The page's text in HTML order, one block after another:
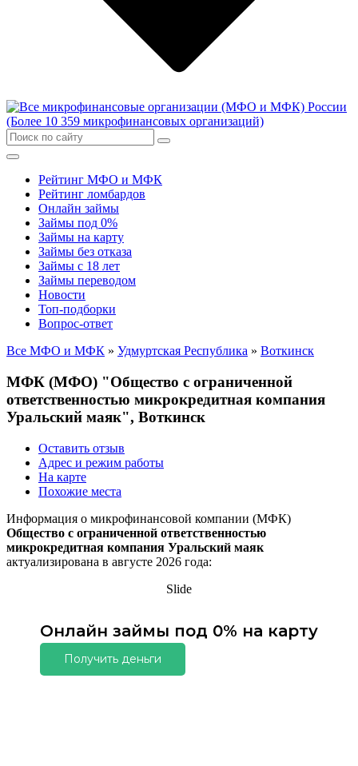
Рейтинг МФО и МФК
Рейтинг ломбардов
Онлайн займы
Займы под 0%
Займы на карту
Займы без отказа
Займы с 18 лет
Займы переводом
Новости
Топ-подборки
Вопрос-ответ
Все МФО и МФК » Удмуртская Республика » Воткинск
МФК (МФО) "Общество с ограниченной
ответственностью микрокредитная компания
Уральский маяк", Воткинск
Оставить отзыв
Адрес и режим работы
На карте
Похожие места
Информация о микрофинансовой компании (МФК)
Общество с ограниченной ответственностью
микрокредитная компания Уральский маяк
актуализирована в августе 2026 года:
Slide
Онлайн займы под 0% на карту
Получить деньги